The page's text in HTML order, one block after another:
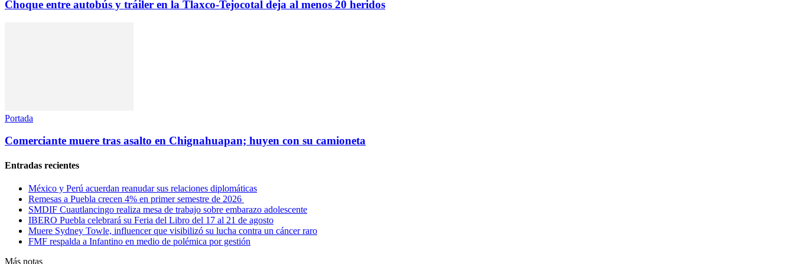
Choque entre autobús y tráiler en la Tlaxco-Tejocotal deja al menos 20 heridos
Portada
Comerciante muere tras asalto en Chignahuapan; huyen con su camioneta
Entradas recientes
México y Perú acuerdan reanudar sus relaciones diplomáticas
Remesas a Puebla crecen 4% en primer semestre de 2026
SMDIF Cuautlancingo realiza mesa de trabajo sobre embarazo adolescente
IBERO Puebla celebrará su Feria del Libro del 17 al 21 de agosto
Muere Sydney Towle, influencer que visibilizó su lucha contra un cáncer raro
FMF respalda a Infantino en medio de polémica por gestión
Más notas